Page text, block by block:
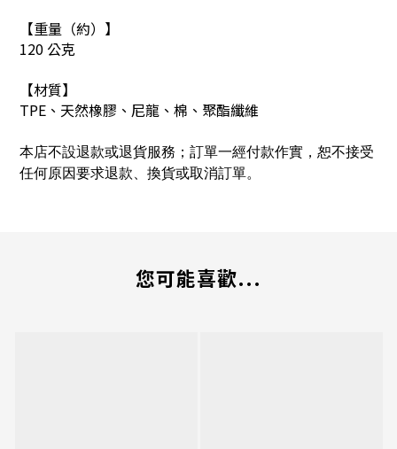
【重量（約）】
120 公克
【材質】
TPE、天然橡膠、尼龍、棉、聚酯纖維
本店不設退款或退貨服務；訂單一經付款作實，恕不接受
任何原因要求退款、換貨或取消訂單。
您可能喜歡...